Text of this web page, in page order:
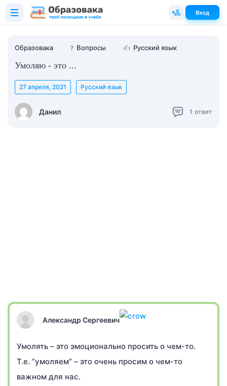
Образовака ❓ Вопросы ✍ Русский язык
Умоляю - это ...
Данил
27 апреля, 2021 Русский язык
1 ответ
Александр Сергеевич
Умолять – это эмоционально просить о чем-то.
Т.е. “умоляем” – это очень просим о чем-то
важном для нас.
Вход